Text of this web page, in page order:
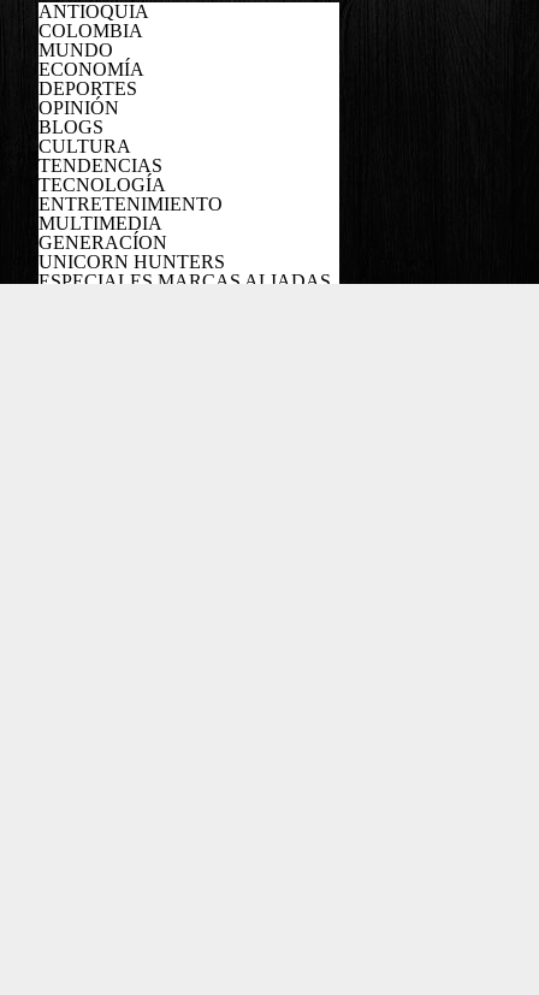
ANTIOQUIA
COLOMBIA
MUNDO
ECONOMÍA
DEPORTES
OPINIÓN
BLOGS
CULTURA
TENDENCIAS
TECNOLOGÍA
ENTRETENIMIENTO
MULTIMEDIA
GENERACÍON
UNICORN HUNTERS
ESPECIALES MARCAS ALIADAS